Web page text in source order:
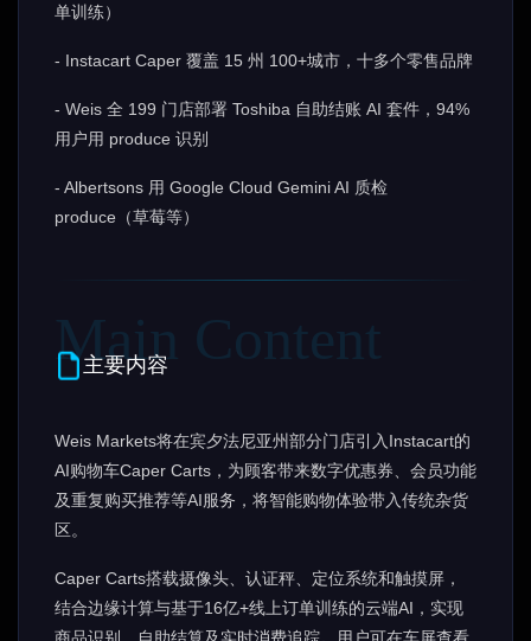
单训练）
- Instacart Caper 覆盖 15 州 100+城市，十多个零售品牌
- Weis 全 199 门店部署 Toshiba 自助结账 AI 套件，94%
用户用 produce 识别
- Albertsons 用 Google Cloud Gemini AI 质检
produce（草莓等）
主要内容
Weis Markets将在宾夕法尼亚州部分门店引入Instacart的
AI购物车Caper Carts，为顾客带来数字优惠券、会员功能
及重复购买推荐等AI服务，将智能购物体验带入传统杂货
区。
Caper Carts搭载摄像头、认证秤、定位系统和触摸屏，
结合边缘计算与基于16亿+线上订单训练的云端AI，实现